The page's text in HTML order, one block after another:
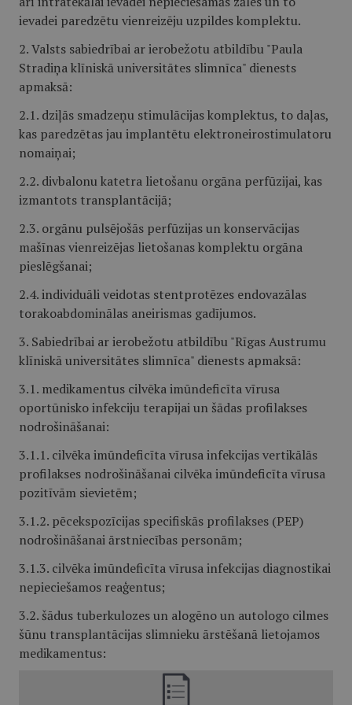
ievadei paredzētu vienreizēju uzpildes komplektu.
2. Valsts sabiedrībai ar ierobežotu atbildību "Paula
Stradiņa klīniskā universitātes slimnīca" dienests
apmaksā:
2.1. dziļās smadzeņu stimulācijas komplektus, to daļas,
kas paredzētas jau implantētu elektroneirostimulatoru
nomaiņai;
2.2. divbalonu katetra lietošanu orgāna perfūzijai, kas
izmantots transplantācijā;
2.3. orgānu pulsējošās perfūzijas un konservācijas
mašīnas vienreizējas lietošanas komplektu orgāna
pieslēgšanai;
2.4. individuāli veidotas stentprotēzes endovazālas
torakoabdominālas aneirismas gadījumos.
3. Sabiedrībai ar ierobežotu atbildību "Rīgas Austrumu
klīniskā universitātes slimnīca" dienests apmaksā:
3.1. medikamentus cilvēka imūndeficīta vīrusa
oportūnisko infekciju terapijai un šādas profilakses
nodrošināšanai:
3.1.1. cilvēka imūndeficīta vīrusa infekcijas vertikālās
profilakses nodrošināšanai cilvēka imūndeficīta vīrusa
pozitīvām sievietēm;
3.1.2. pēcekspozīcijas specifiskās profilakses (PEP)
nodrošināšanai ārstniecības personām;
3.1.3. cilvēka imūndeficīta vīrusa infekcijas diagnostikai
nepieciešamos reaģentus;
3.2. šādus tuberkulozes un alogēno un autologo cilmes
šūnu transplantācijas slimnieku ārstēšanā lietojamos
medikamentus: